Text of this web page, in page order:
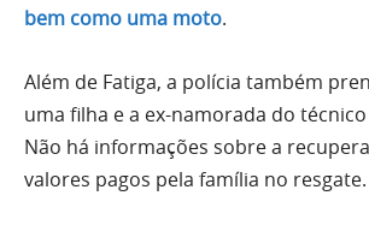
bem como uma moto.
Além de Fatiga, a polícia também
uma filha e a ex-namorada do
Não há informações sobre a
valores pagos pela família no resgate.